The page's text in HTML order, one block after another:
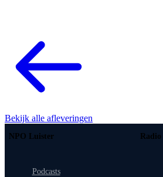
Bekijk alle afleveringen
NPO Luister
Podcasts
Radio